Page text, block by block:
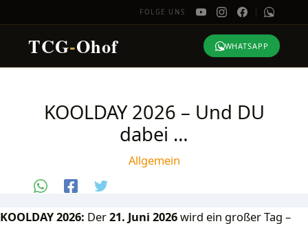
FOLGE UNS
TCG-Ohof WHATSAPP
KOOLDAY 2026 – Und DU
dabei …
Allgemein
KOOLDAY 2026: Der21. Juni 2026wird ein großer Tag –